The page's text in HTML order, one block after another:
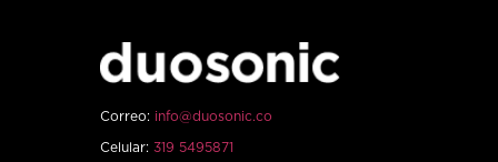
Correo: info@duosonic.co
Celular: 319 5495871